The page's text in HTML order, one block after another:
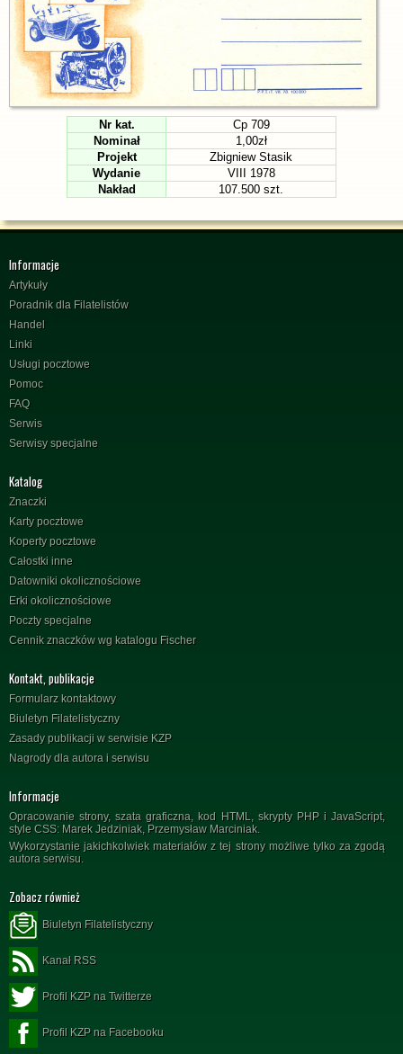
Nr kat.
Cp 709
Nominał
1,00zł
Projekt
Zbigniew Stasik
Wydanie
VIII 1978
Nakład
107.500 szt.
Informacje
Artykuły
Poradnik dla Filatelistów
Handel
Linki
Usługi pocztowe
Pomoc
FAQ
Serwis
Serwisy specjalne
Katalog
Znaczki
Karty pocztowe
Koperty pocztowe
Całostki inne
Datowniki okolicznościowe
Erki okolicznościowe
Poczty specjalne
Cennik znaczków wg katalogu Fischer
Kontakt, publikacje
Formularz kontaktowy
Biuletyn Filatelistyczny
Zasady publikacji w serwisie KZP
Nagrody dla autora i serwisu
Informacje
Opracowanie strony, szata graficzna, kod HTML, skrypty PHP i JavaScript,
style CSS: Marek Jedziniak, Przemysław Marciniak.
Wykorzystanie jakichkolwiek materiałów z tej strony możliwe tylko za zgodą
autora serwisu.
Zobacz również
Biuletyn Filatelistyczny
Kanał RSS
Profil KZP na Twitterze
Profil KZP na Facebooku